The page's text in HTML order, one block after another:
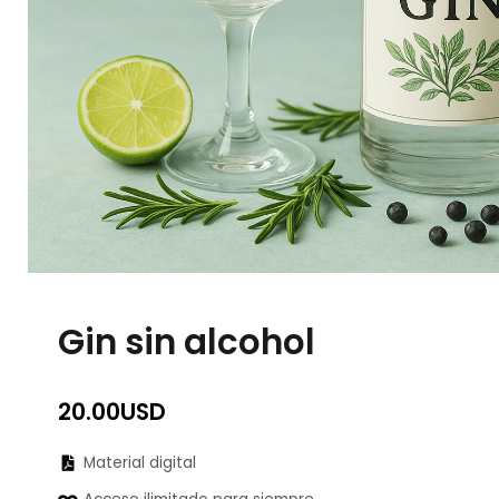
Gin sin alcohol
20.00USD
Material digital